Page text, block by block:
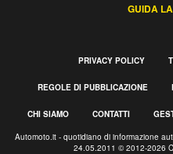
GUIDA
PRIVACY POLICY
REGOLE DI PUBBLICAZIONE
CHI SIAMO CONTATTI
Automoto.it - quotidiano di informazione
24.05.2011 © 2012-2026